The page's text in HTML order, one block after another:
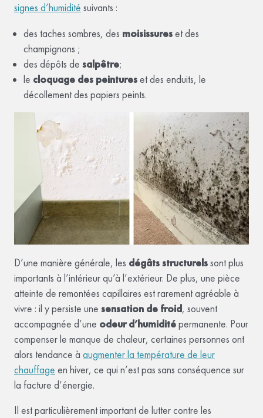
signes d’humidité suivants :
des taches sombres, des moisissureset des
champignons ;
des dépôts de salpêtre;
le cloquage des peintureset des enduits, le
décollement des papiers peints.
D’une manière générale, les dégâts structurelssont plus
importants à l’intérieur qu’à l’extérieur. De plus, une pièce
atteinte de remontées capillaires est rarement agréable à
vivre : il y persiste une sensation de froid, souvent
accompagnée d’une odeur d’humiditépermanente. Pour
compenser le manque de chaleur, certaines personnes ont
alors tendance à augmenter la température de leur
chauffage en hiver, ce qui n’est pas sans conséquence sur
la facture d’énergie.
Il est particulièrement important de lutter contre les